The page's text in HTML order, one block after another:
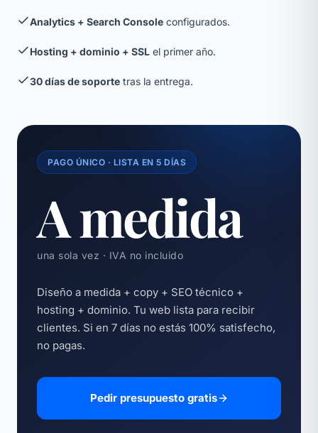
Analytics + Search Console configurados.
Hosting + dominio + SSL el primer año.
30 días de soporte tras la entrega.
PAGO ÚNICO · LISTA EN 5 DÍAS
A medida
una sola vez · IVA no incluido
Diseño a medida + copy + SEO técnico +
hosting + dominio. Tu web lista para recibir
clientes. Si en 7 días no estás 100% satisfecho,
no pagas.
Pedir presupuesto gratis